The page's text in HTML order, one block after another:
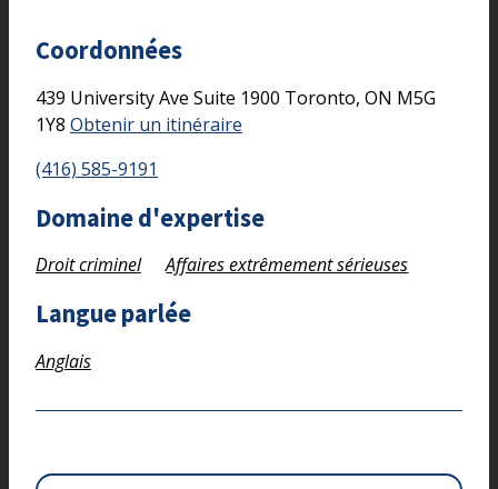
Coordonnées
439 University Ave Suite 1900 Toronto, ON M5G
1Y8 Obtenir un itinéraire
(416) 585-9191
Domaine d'expertise
Droit criminel Affaires extrêmement sérieuses
Langue parlée
Anglais